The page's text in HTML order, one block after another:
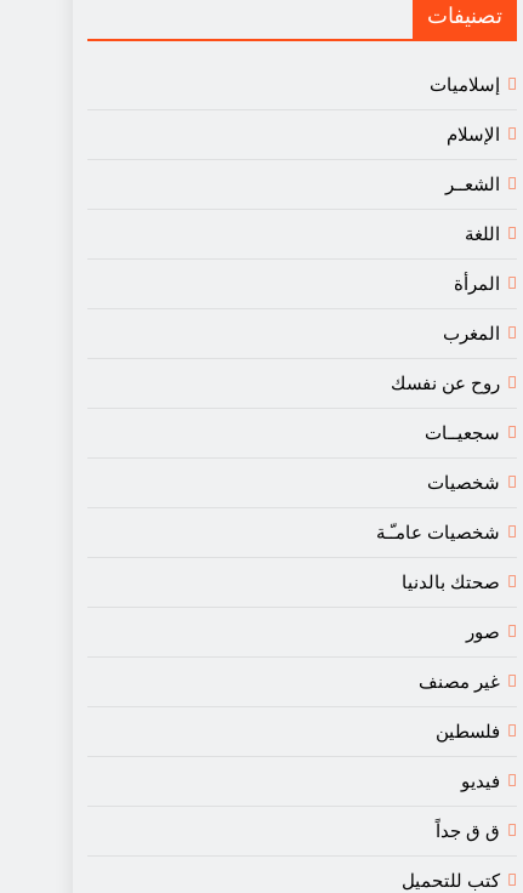
النقد
تصنيفات
إسلاميات
الإسلام
الشعــر
اللغة
المرأة
المغرب
روح عن نفسك
سجعيــات
شخصيات
شخصيات عامـّـة
صحتك بالدنيا
صور
غير مصنف
فلسطين
فيديو
ق ق جداً
كتب للتحميل